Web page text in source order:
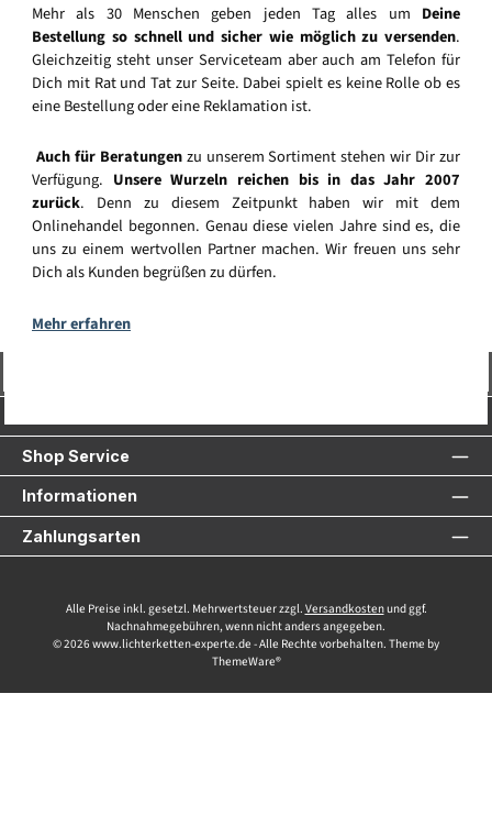
Mehr als 30 Menschen geben jeden Tag alles um Deine
Bestellung so schnell und sicher wie möglich zu versenden.
Gleichzeitig steht unser Serviceteam aber auch am Telefon für
Dich mit Rat und Tat zur Seite. Dabei spielt es keine Rolle ob es
eine Bestellung oder eine Reklamation ist.
Auch für Beratungenzu unserem Sortiment stehen wir Dir zur
Verfügung. Unsere Wurzeln reichen bis in das Jahr 2007
zurück. Denn zu diesem Zeitpunkt haben wir mit dem
Onlinehandel begonnen. Genau diese vielen Jahre sind es, die
uns zu einem wertvollen Partner machen. Wir freuen uns sehr
Dich als Kunden begrüßen zu dürfen.
Mehr erfahren
Shop Service
Informationen
Zahlungsarten
Alle Preise inkl. gesetzl. Mehrwertsteuer zzgl. Versandkostenund ggf.
Nachnahmegebühren, wenn nicht anders angegeben.
© 2026 www.lichterketten-experte.de - Alle Rechte vorbehalten. Theme by
ThemeWare®